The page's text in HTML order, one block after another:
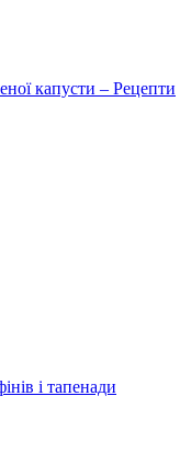
капусти – Рецепти
і тапенади